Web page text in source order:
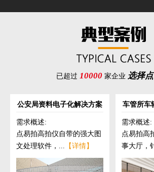
已超过 10000 家企业 选择
公安局资料电子化解决方案
需求概述:
点易拍高拍仪自带的强大图
文处理软件，... 【详情】
车管所车
需求概述:
点易拍高
事大厅，